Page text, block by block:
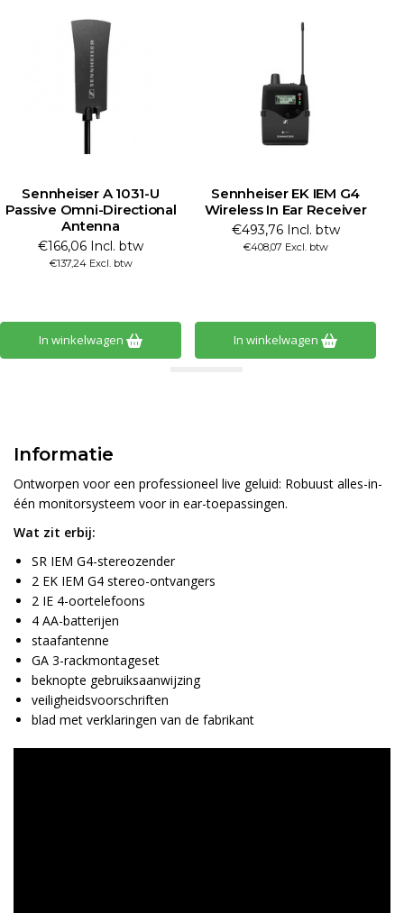
Sennheiser A 1031-U
Passive Omni-Directional
Antenna
€166,06 Incl. btw
€137,24 Excl. btw
In winkelwagen
Sennheiser EK IEM G4
Wireless In Ear Receiver
€493,76 Incl. btw
€408,07 Excl. btw
In winkelwagen
Informatie
Ontworpen voor een professioneel live geluid: Robuust alles-in-
één monitorsysteem voor in ear-toepassingen.
Wat zit erbij:
SR IEM G4-stereozender
2 EK IEM G4 stereo-ontvangers
2 IE 4-oortelefoons
4 AA-batterijen
staafantenne
GA 3-rackmontageset
beknopte gebruiksaanwijzing
veiligheidsvoorschriften
blad met verklaringen van de fabrikant